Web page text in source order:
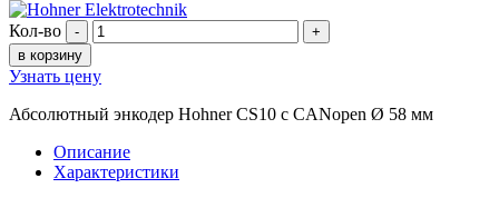
Кол-во -
+
в корзину
Узнать цену
Абсолютный энкодер Hohner CS10 с CANopen Ø 58 мм
Описание
Характеристики